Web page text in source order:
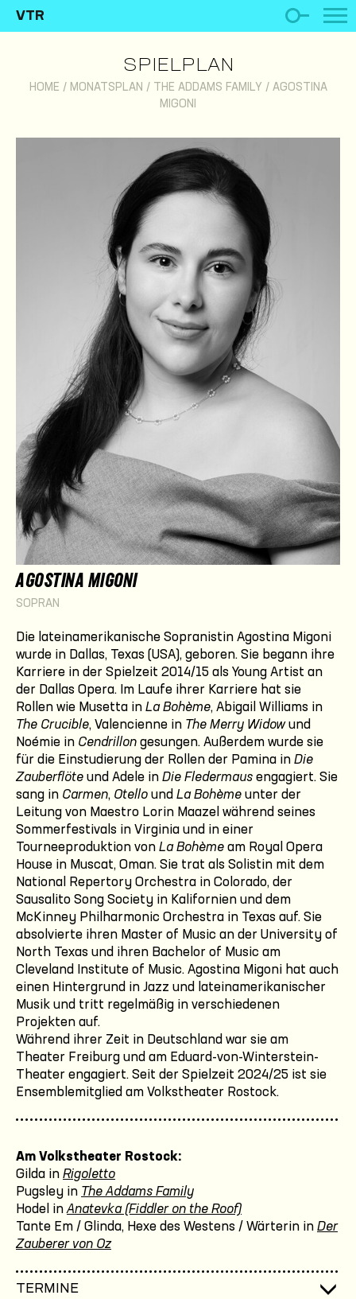
VTR
SPIELPLAN
HOME / MONATSPLAN / THE ADDAMS FAMILY / AGOSTINA
MIGONI
AGOSTINA MIGONI
SOPRAN
Die lateinamerikanische Sopranistin Agostina Migoni
wurde in Dallas, Texas (USA), geboren. Sie begann ihre
Karriere in der Spielzeit 2014/15 als Young Artist an
der Dallas Opera. Im Laufe ihrer Karriere hat sie
Rollen wie Musetta in La Bohème, Abigail Williams in
The Crucible, Valencienne in The Merry Widowund
Noémie in Cendrillon gesungen. Außerdem wurde sie
für die Einstudierung der Rollen der Pamina in Die
Zauberflöte und Adele in Die Fledermaus engagiert. Sie
sang in Carmen, Otello und La Bohème unter der
Leitung von Maestro Lorin Maazel während seines
Sommerfestivals in Virginia und in einer
Tourneeproduktion von La Bohème am Royal Opera
House in Muscat, Oman. Sie trat als Solistin mit dem
National Repertory Orchestra in Colorado, der
Sausalito Song Society in Kalifornien und dem
McKinney Philharmonic Orchestra in Texas auf. Sie
absolvierte ihren Master of Music an der University of
North Texas und ihren Bachelor of Music am
Cleveland Institute of Music. Agostina Migoni hat auch
einen Hintergrund in Jazz und lateinamerikanischer
Musik und tritt regelmäßig in verschiedenen
Projekten auf.
Während ihrer Zeit in Deutschland war sie am
Theater Freiburg und am Eduard-von-Winterstein-
Theater engagiert. Seit der Spielzeit 2024/25 ist sie
Ensemblemitglied am Volkstheater Rostock.
Am Volkstheater Rostock:
Gilda in Rigoletto
Pugsley in The Addams Family
Hodel in Anatevka (Fiddler on the Roof)
Tante Em / Glinda, Hexe des Westens / Wärterin in Der
Zauberer von Oz
TERMINE